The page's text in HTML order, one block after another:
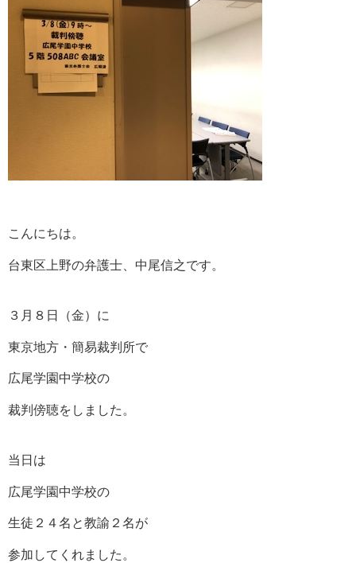
こんにちは。
台東区上野の弁護士、中尾信之です。
３月８日（金）に
東京地方・簡易裁判所で
広尾学園中学校の
裁判傍聴をしました。
当日は
広尾学園中学校の
生徒２４名と教諭２名が
参加してくれました。